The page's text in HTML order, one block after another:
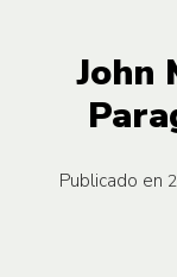
John
Publicado en